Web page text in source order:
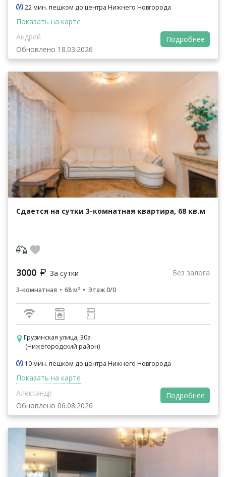
22 мин. пешком до центра Нижнего Новгорода
Показать на карте
Андрей
Обновлено 18.03.2026
Подробнее
Сдается на сутки 3-комнатная квартира, 68 кв.м
3000 За сутки Без залога
3-комнатная 68 м² Этаж 0/0
Грузинская улица, 30а
(Нижегородский район)
10 мин. пешком до центра Нижнего Новгорода
Показать на карте
Александр
Обновлено 06.08.2026
Подробнее